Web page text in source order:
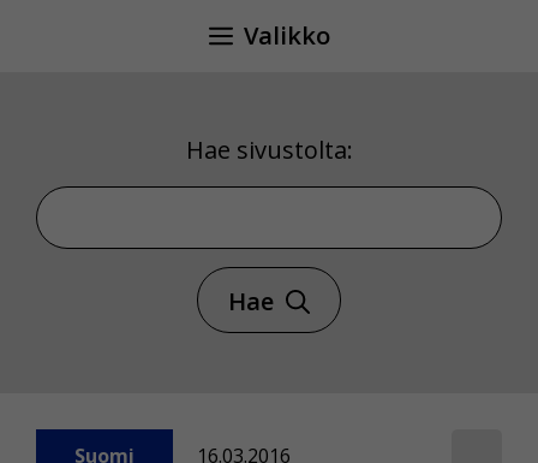
Valikko
Hae sivustolta:
Hae sivustolta
Hae
Suomi 16.03.2016